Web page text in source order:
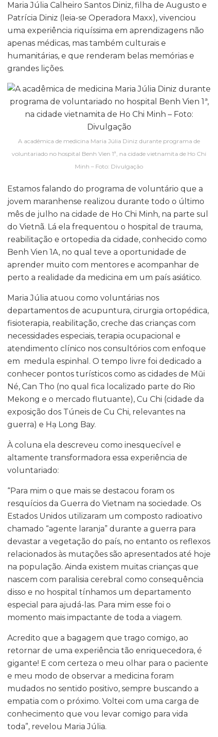
Maria Júlia Calheiro Santos Diniz, filha de Augusto e
Patrícia Diniz (leia-se Operadora Maxx), vivenciou
uma experiência riquíssima em aprendizagens não
apenas médicas, mas também culturais e
humanitárias, e que renderam belas memórias e
grandes lições.
A acadêmica de medicina Maria Júlia Diniz durante programa de
voluntariado no hospital Benh Vien 1ª, na cidade vietnamita de Ho Chi
Minh – Foto: Divulgação
Estamos falando do programa de voluntário que a
jovem maranhense realizou durante todo o último
mês de julho na cidade de Ho Chi Minh, na parte sul
do Vietnã. Lá ela frequentou o hospital de trauma,
reabilitação e ortopedia da cidade, conhecido como
Benh Vien 1A, no qual teve a oportunidade de
aprender muito com mentores e acompanhar de
perto a realidade da medicina em um país asiático.
Maria Júlia atuou como voluntárias nos
departamentos de acupuntura, cirurgia ortopédica,
fisioterapia, reabilitação, creche das crianças com
necessidades especiais, terapia ocupacional e
atendimento clínico nos consultórios com enfoque
em medula espinhal. O tempo livre foi dedicado a
conhecer pontos turísticos como as cidades de Mũi
Né, Can Tho (no qual fica localizado parte do Rio
Mekong e o mercado flutuante), Cu Chi (cidade da
exposição dos Túneis de Cu Chi, relevantes na
guerra) e Hạ Long Bay.
À coluna ela descreveu como inesquecível e
altamente transformadora essa experiência de
voluntariado:
“Para mim o que mais se destacou foram os
resquícios da Guerra do Vietnam na sociedade. Os
Estados Unidos utilizaram um composto radioativo
chamado “agente laranja” durante a guerra para
devastar a vegetação do país, no entanto os reflexos
relacionados às mutações são apresentados até hoje
na população. Ainda existem muitas crianças que
nascem com paralisia cerebral como consequência
disso e no hospital tínhamos um departamento
especial para ajudá-las. Para mim esse foi o
momento mais impactante de toda a viagem.
Acredito que a bagagem que trago comigo, ao
retornar de uma experiência tão enriquecedora, é
gigante! E com certeza o meu olhar para o paciente
e meu modo de observar a medicina foram
mudados no sentido positivo, sempre buscando a
empatia com o próximo. Voltei com uma carga de
conhecimento que vou levar comigo para vida
toda”, revelou Maria Júlia.